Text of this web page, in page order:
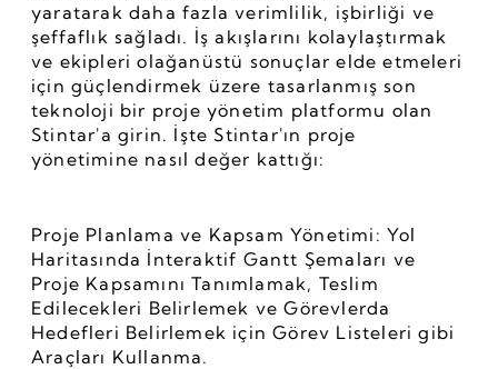
yaratarak daha fazla verimlilik, işbirliği ve
şeffaflık sağladı. İş akışlarını kolaylaştırmak
ve ekipleri olağanüstü sonuçlar elde etmeleri
için güçlendirmek üzere tasarlanmış son
teknoloji bir proje yönetim platformu olan
Stintar'a girin. İşte Stintar'ın proje
yönetimine nasıl değer kattığı:
Proje Planlama ve Kapsam Yönetimi: Yol
Haritasında İnteraktif Gantt Şemaları ve
Proje Kapsamını Tanımlamak, Teslim
Edilecekleri Belirlemek ve Görevlerda
Hedefleri Belirlemek için Görev Listeleri gibi
Araçları Kullanma.